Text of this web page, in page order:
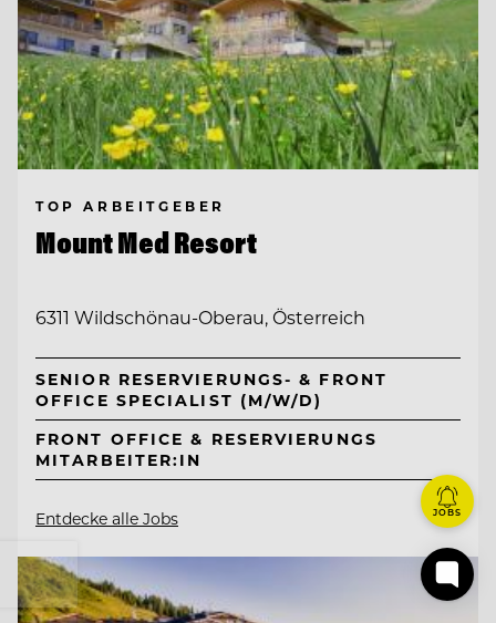
TOP ARBEITGEBER
Mount Med Resort
6311 Wildschönau-Oberau, Österreich
SENIOR RESERVIERUNGS- & FRONT
OFFICE SPECIALIST (M/W/D)
FRONT OFFICE & RESERVIERUNGS
MITARBEITER:IN
Entdecke alle Jobs JOBS